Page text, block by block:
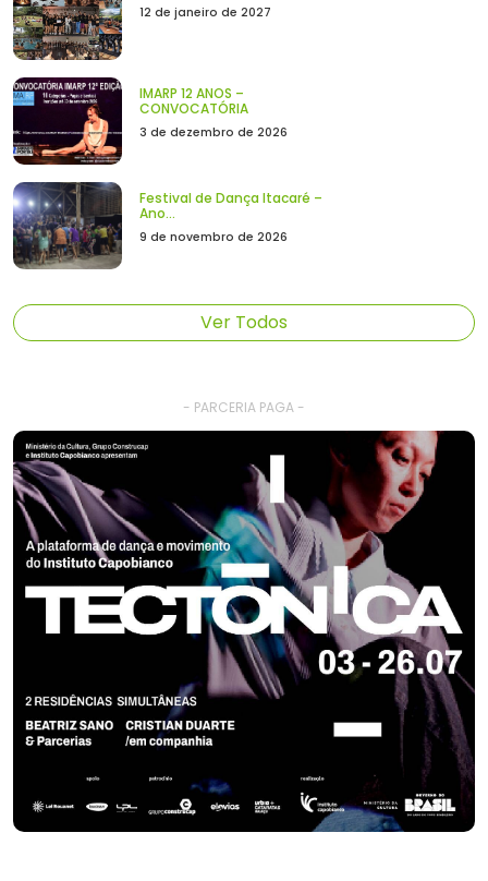
12 de janeiro de 2027
IMARP 12 ANOS –
CONVOCATÓRIA
3 de dezembro de 2026
Festival de Dança Itacaré –
Ano...
9 de novembro de 2026
Ver Todos
- PARCERIA PAGA -